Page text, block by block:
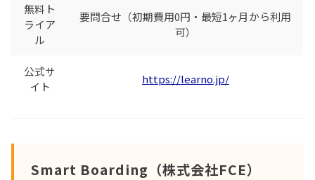
無料ト
ライア
ル
要問合せ（初期費用0円・最短1ヶ月から利用
可）
公式サ
イト
https://learno.jp/
Smart Boarding（株式会社FCE）